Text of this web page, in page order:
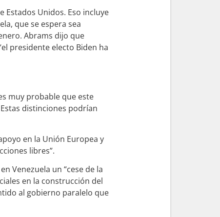
Estados Unidos. Eso incluye
que se espera sea
Abrams dijo que
presidente electo Biden ha
muy probable que este
distinciones podrían
en la Unión Europea y
libres”.
Venezuela un “cese de la
en la construcción del
al gobierno paralelo que